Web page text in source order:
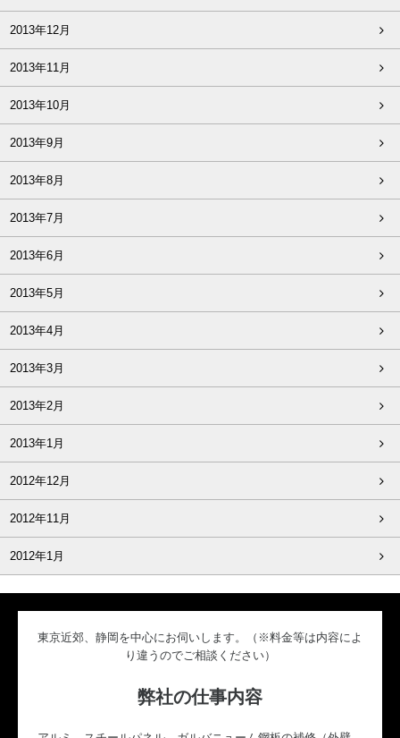
2013年12月
2013年11月
2013年10月
2013年9月
2013年8月
2013年7月
2013年6月
2013年5月
2013年4月
2013年3月
2013年2月
2013年1月
2012年12月
2012年11月
2012年1月
東京近郊、静岡を中心にお伺いします。（※料金等は内容によ
り違うのでご相談ください）
弊社の仕事内容